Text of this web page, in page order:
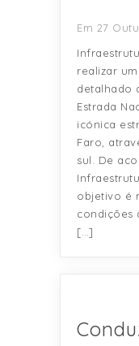
Em 27
realizar
detalhado
Estrada
icónica
Faro,
sul. De
objetivo é
condições
[…]